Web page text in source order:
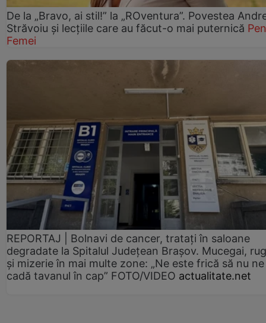
De la „Bravo, ai stil!” la „ROventura”. Povestea
Străvoiu și lecțiile care au făcut-o mai puternică
Femei
REPORTAJ | Bolnavi de cancer, tratați în saloane
degradate la Spitalul Județean Brașov. Mucegai,
și mizerie în mai multe zone: „Ne este frică să nu ne
cadă tavanul în cap” FOTO/VIDEO actualitate.net